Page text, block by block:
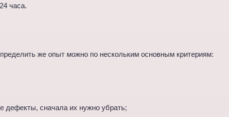
часа.
же опыт можно по нескольким основным критериям:
дефекты, сначала их нужно убрать;